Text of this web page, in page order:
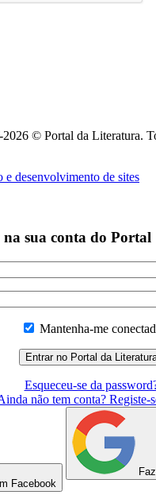
© Portal da Literatura.
sua conta do Portal
Mantenha-me
Esqueceu-se da
não tem conta? Registe-
Facebook